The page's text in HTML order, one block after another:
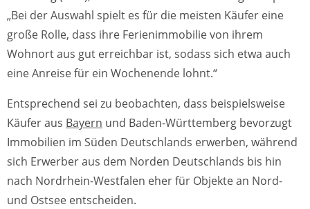
„Bei der Auswahl spielt es für die meisten Käufer eine
große Rolle, dass ihre Ferienimmobilie von ihrem
Wohnort aus gut erreichbar ist, sodass sich etwa auch
eine Anreise für ein Wochenende lohnt.“
Entsprechend sei zu beobachten, dass beispielsweise
Käufer aus Bayern und Baden-Württemberg bevorzugt
Immobilien im Süden Deutschlands erwerben, während
sich Erwerber aus dem Norden Deutschlands bis hin
nach Nordrhein-Westfalen eher für Objekte an Nord-
und Ostsee entscheiden.